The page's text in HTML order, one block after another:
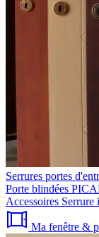
Serrures portes
Porte blindées
Accessoires Serrure
Ma fenêtre &